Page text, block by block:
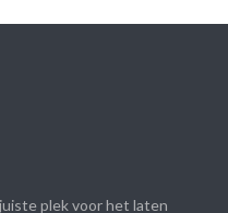
plek voor het laten